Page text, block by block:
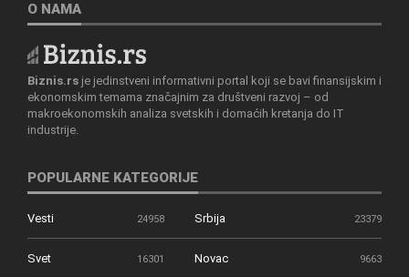
O NAMA
Biznis.rs je jedinstveni informativni portal koji se bavi finansijskim i
ekonomskim temama značajnim za društveni razvoj – od
makroekonomskih analiza svetskih i domaćih kretanja do IT
industrije.
POPULARNE KATEGORIJE
Vesti 24958 Srbija 23379
Svet 16301 Novac 9663